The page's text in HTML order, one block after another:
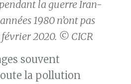
la guerre Iran-
1980 n’ont pas
février 2020. © CICR
souvent
la pollution